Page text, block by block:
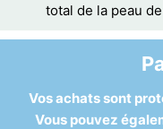
total de la peau
Vos achats sont
Vous pouvez